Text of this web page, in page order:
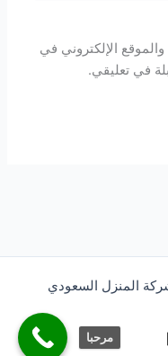
الإلكتروني في
في تعليقي.
مرحبا